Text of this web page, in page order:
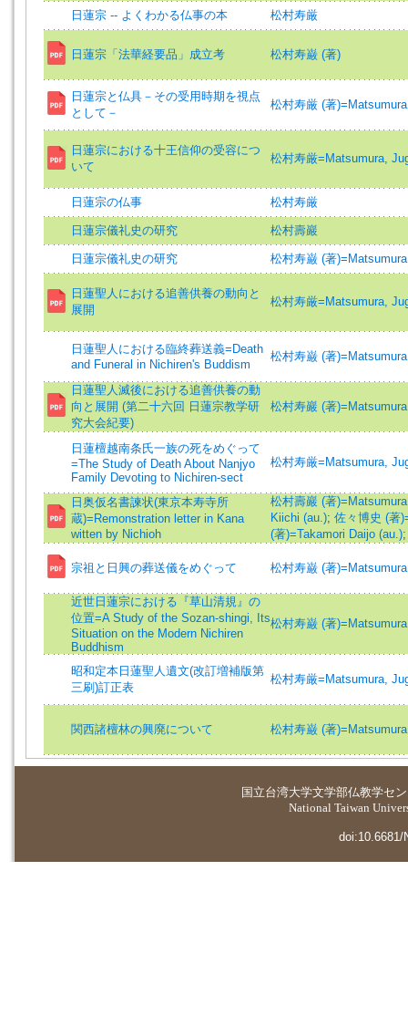
日蓮宗 -- よくわかる仏事の本 松村寿厳
日蓮宗「法華経要品」成立考 松村寿巌 (著)
日蓮宗と仏具－その受用時期を視点
として－
松村寿厳 (著
日蓮宗における十王信仰の受容につ
いて
松村寿厳=Matsumura,
日蓮宗の仏事 松村寿厳
日蓮宗儀礼史の研究 松村壽巖
日蓮宗儀礼史の研究 松村寿巌 (著
日蓮聖人における追善供養の動向と
展開
松村寿厳=Matsumura,
日蓮聖人における臨終葬送義=Death
and Funeral in Nichiren's Buddism
松村寿巌 (著
日蓮聖人滅後における追善供養の動
向と展開 (第二十六回 日蓮宗教学研
究大会紀要)
松村寿巖 (著
日蓮檀越南条氏一族の死をめぐって
=The Study of Death About Nanjyo
Family Devoting to Nichiren-sect
松村寿厳=Matsumura,
日奥仮名書諫状(東京本寿寺所
蔵)=Remonstration letter in Kana
witten by Nichioh
松村壽巖 (著
Kiichi (au.); 佐々博史 (著
(著)=Takamori Daijo (au.)
宗祖と日興の葬送儀をめぐって 松村寿巌 (著
近世日蓮宗における『草山清規』の
位置=A Study of the Sozan-shingi, Its
Situation on the Modern Nichiren
Buddhism
松村寿巌 (著
昭和定本日蓮聖人遺文(改訂増補版第
三刷)訂正表
松村寿厳=Matsumura,
関西諸檀林の興廃について 松村寿巌 (著
国立台湾大学文学部仏教学セ
National Taiwan
doi:10.6681/